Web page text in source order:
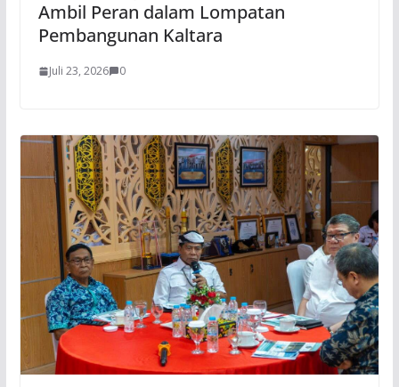
Ambil Peran dalam Lompatan
Pembangunan Kaltara
Juli 23, 2026 0